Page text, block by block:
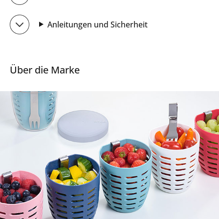
Anleitungen und Sicherheit
Über die Marke